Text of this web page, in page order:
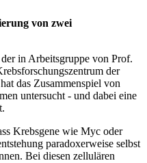
von zwei
in Arbeitsgruppe von Prof.
der
das Zusammenspiel von
untersucht - und dabei eine
Krebsgene wie Myc oder
paradoxerweise selbst
Bei diesen zellulären